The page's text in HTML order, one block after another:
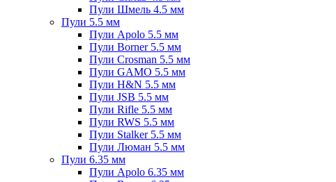
Пули Шмель 4.5 мм
Пули 5.5 мм
Пули Apolo 5.5 мм
Пули Borner 5.5 мм
Пули Crosman 5.5 мм
Пули GAMO 5.5 мм
Пули H&N 5.5 мм
Пули JSB 5.5 мм
Пули Rifle 5.5 мм
Пули RWS 5.5 мм
Пули Stalker 5.5 мм
Пули Люман 5.5 мм
Пули 6.35 мм
Пули Apolo 6.35 мм